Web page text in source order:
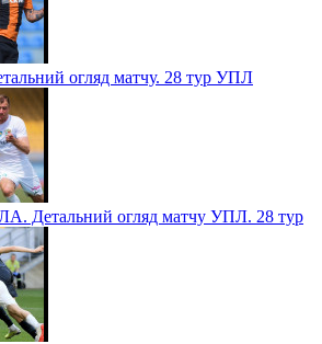
огляд матчу. 28 тур УПЛ
Детальний огляд матчу УПЛ. 28 тур